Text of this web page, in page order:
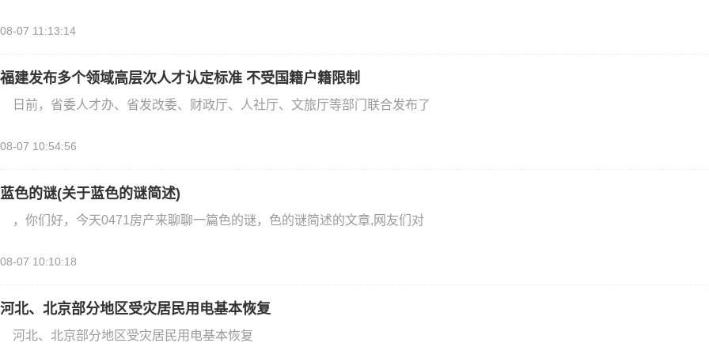
08-07 11:13:14
福建发布多个领域高层次人才认定标准 不受国籍户籍限制
日前，省委人才办、省发改委、财政厅、人社厅、文旅厅等部门联合发布了
08-07 10:54:56
蓝色的谜(关于蓝色的谜简述)
，你们好，今天0471房产来聊聊一篇色的谜，色的谜简述的文章,网友们对
08-07 10:10:18
河北、北京部分地区受灾居民用电基本恢复
河北、北京部分地区受灾居民用电基本恢复